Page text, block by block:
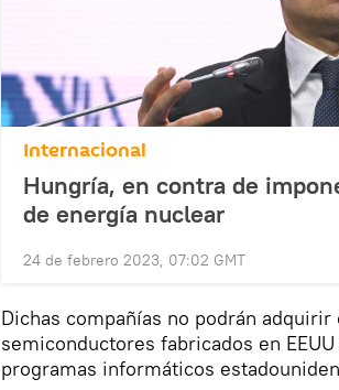
Internacional
Hungría, en contra de
de energía nuclear
24 de febrero 2023, 07:02 GMT
Dichas compañías no podrán
semiconductores fabricados en
programas informáticos